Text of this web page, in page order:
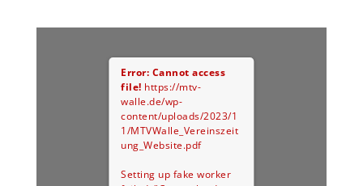
Error: Cannot access
file! https://mtv-
walle.de/wp-
content/uploads/2023/1
1/MTVWalle_Vereinszeit
ung_Website.pdf
Setting up fake worker